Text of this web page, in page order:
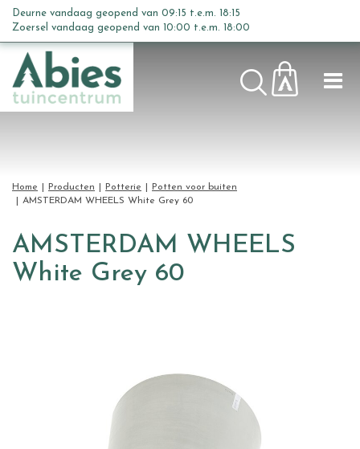
n
Home Producten Potterie
Potten voor buiten
AMSTERDAM WHEELS White Grey 60
Deurne vandaag geopend van 09:15 t.e.m. 18:15
Zoersel vandaag geopend van 10:00 t.e.m. 18:00
AMSTERDAM WHEELS
White Grey 60